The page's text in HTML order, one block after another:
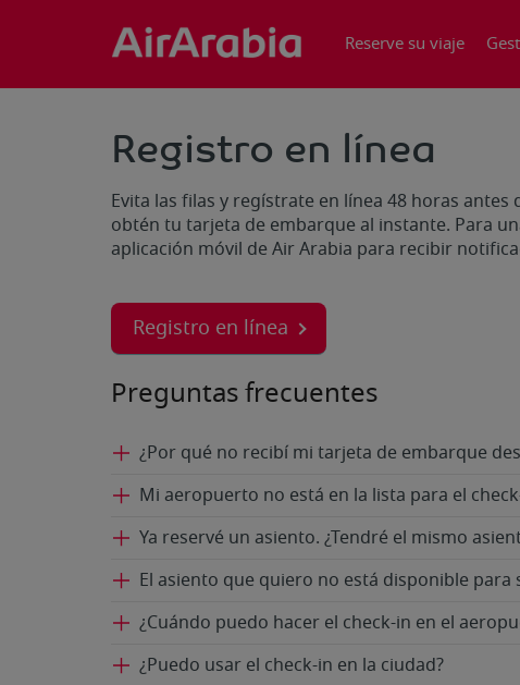
Reserve su viaje
Registro en línea
Evita las filas y regístrate en línea 48 horas
obtén tu tarjeta de embarque al instante. Para
aplicación móvil de Air Arabia para recibir
Registro en línea
Preguntas frecuentes
¿Por qué no recibí mi tarjeta de embarque
Mi aeropuerto no está en la lista para el
Ya reservé un asiento. ¿Tendré el mismo
El asiento que quiero no está disponible para
¿Cuándo puedo hacer el check-in en el
¿Puedo usar el check-in en la ciudad?